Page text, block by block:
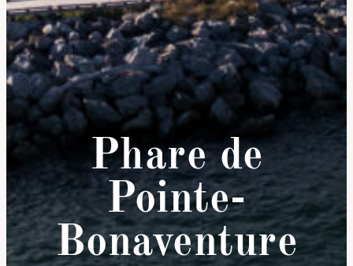
Phare de
Pointe-
Bonaventure